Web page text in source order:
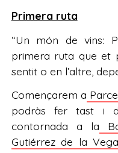
Primera ruta
“Un món de vins:
primera ruta que et
sentit o en l’altre,
Començarem a
podràs fer tast i
contornada a la
Gutiérrez de la Vega